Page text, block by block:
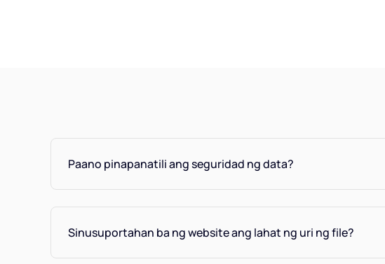
Paano pinapanatili ang seguridad ng data?
Sinusuportahan ba ng website ang lahat ng uri ng file?